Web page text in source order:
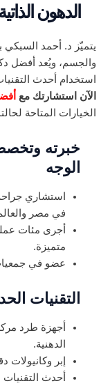
الدهون
يتميّز د. أحمد
والجسم، ويُعد أفضل
استخدام أحدث
الآن استشارتك مع
الخيارات المتاحة
خبرته
الوجه
استشاري
في مصر
أجرى مئات
متميزة.
عضو في
التقنيات
أجهزة طرد
الدهنية.
إبر وكانيوﻻت
أحدث